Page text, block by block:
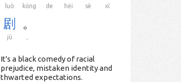
luò kōng de hēi sè xǐ
剧
jù
。
It's a black comedy of racial
prejudice, mistaken identity and
thwarted expectations.